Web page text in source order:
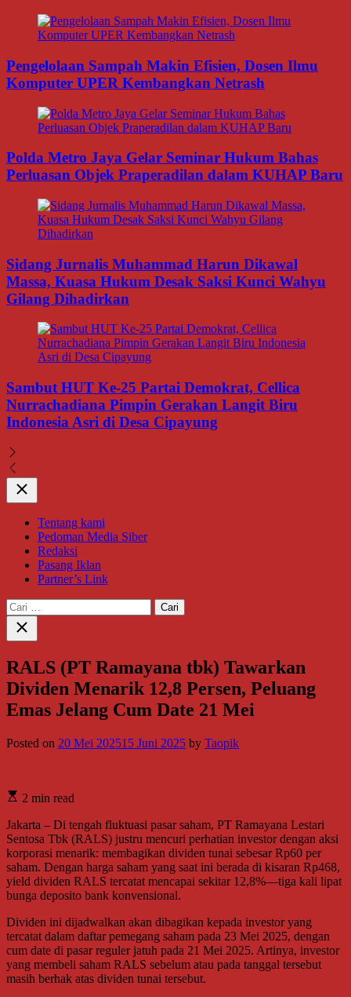
Pengelolaan Sampah Makin Efisien, Dosen Ilmu
Komputer UPER Kembangkan Netrash
Polda Metro Jaya Gelar Seminar Hukum Bahas
Perluasan Objek Praperadilan dalam KUHAP Baru
Sidang Jurnalis Muhammad Harun Dikawal
Massa, Kuasa Hukum Desak Saksi Kunci Wahyu
Gilang Dihadirkan
Sambut HUT Ke-25 Partai Demokrat, Cellica
Nurrachadiana Pimpin Gerakan Langit Biru
Indonesia Asri di Desa Cipayung
Close
Tentang kami
Pedoman Media Siber
Redaksi
Pasang Iklan
Partner’s Link
Cari
untuk:
Close
search
RALS (PT Ramayana tbk) Tawarkan
Dividen Menarik 12,8 Persen, Peluang
Emas Jelang Cum Date 21 Mei
Posted on 20 Mei 202515 Juni 2025 by Taopik
2 min read
Jakarta – Di tengah fluktuasi pasar saham, PT Ramayana Lestari
Sentosa Tbk (RALS) justru mencuri perhatian investor dengan aksi
korporasi menarik: membagikan dividen tunai sebesar Rp60 per
saham. Dengan harga saham yang saat ini berada di kisaran Rp468,
yield dividen RALS tercatat mencapai sekitar 12,8%—tiga kali lipat
bunga deposito bank konvensional.
Dividen ini dijadwalkan akan dibagikan kepada investor yang
tercatat dalam daftar pemegang saham pada 23 Mei 2025, dengan
cum date di pasar reguler jatuh pada 21 Mei 2025. Artinya, investor
yang membeli saham RALS sebelum atau pada tanggal tersebut
masih berhak atas dividen tunai tersebut.